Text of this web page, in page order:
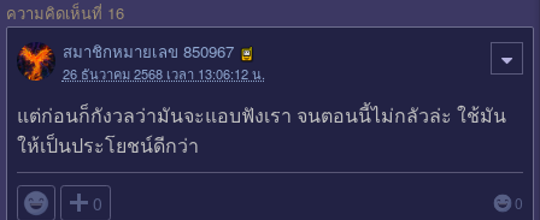
ความคิดเห็นที่ 16
สมาชิกหมายเลข 850967
26 ธันวาคม 2568 เวลา 13:06:12 น.
แต่ก่อนก็กังวลว่ามันจะแอบฟังเรา จนตอนนี้ไม่กลัวล่ะ ใช้มัน
ให้เป็นประโยชน์ดีกว่า
 0 0